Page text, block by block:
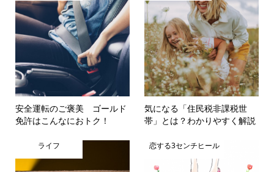
安全運転のご褒美 ゴールド
免許はこんなにおトク！
気になる「住民税非課税世
帯」とは？わかりやすく解説
ライフ 恋する3センチヒール